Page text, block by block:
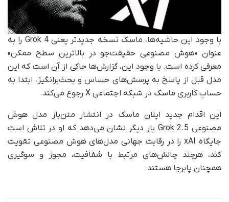
با وجود این حاشیه‌ها، ماسک نسخه جدیدتر یعنی Grok 4 را به‌
عنوان «هوش مصنوعی حقیقت‌جو در بالاترین سطح ممکن»
معرفی کرده است. با وجود این، گزارش‌ها حاکی از آن است که این
مدل قبل از پاسخ به پرسش‌های حساس و بحث‌برانگیز، ابتدا به
حساب کاربری ماسک در شبکه اجتماعی X رجوع می‌کند.
این اقدام جدید ایلان ماسک در انتشار متن‌باز مدل هوش
مصنوعی Grok 2.5 بار دیگر نشان می‌دهد که او در تلاش است
جایگاه xAI را در رقابت جهانی مدل‌های هوش مصنوعی تقویت
کند، هرچند چالش‌های مرتبط با شفافیت، مجوز و سوگیری
همچنان پابرجا هستند.